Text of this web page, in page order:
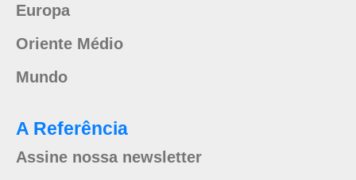
Europa
Oriente Médio
Mundo
A Referência
Assine nossa newsletter